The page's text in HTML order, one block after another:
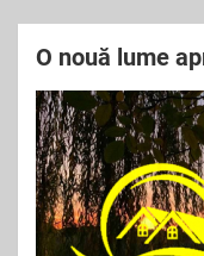
O nouă lume